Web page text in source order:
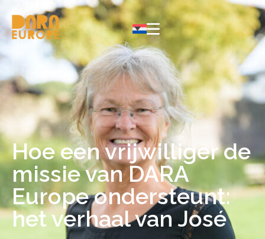
Hoe een vrijwilliger de
missie van DARA
Europe ondersteunt:
het verhaal van José